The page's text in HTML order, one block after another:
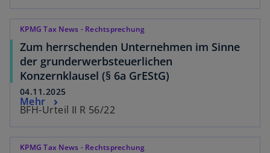
KPMG Tax News - Rechtsprechung
Zum herrschenden Unternehmen im Sinne
der grunderwerbsteuerlichen
Konzernklausel (§ 6a GrEStG)
04.11.2025
BFH-Urteil II R 56/22
Mehr
KPMG Tax News - Rechtsprechung